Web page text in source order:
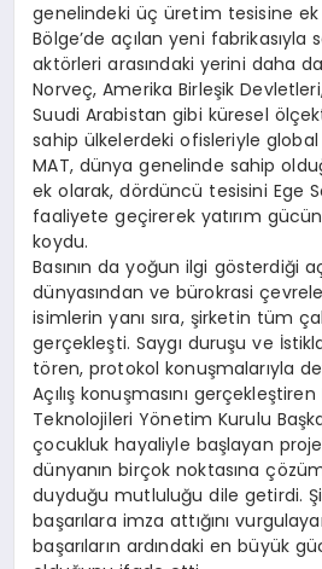
genelindeki üç üretim tesisine ek
Bölge’de açılan yeni
aktörleri arasındaki yerini daha
Norveç, Amerika Birleşik
Suudi Arabistan gibi küresel
sahip ülkelerdeki ofisleriyle global
MAT, dünya genelinde sahip
ek olarak, dördüncü tesisini Ege
faaliyete geçirerek yatırım
koydu.
Basının da yoğun ilgi gösterdiği
dünyasından ve bürokrasi
isimlerin yanı sıra, şirketin tüm
gerçekleşti. Saygı duruşu ve
tören, protokol konuşmalarıyla
Açılış konuşmasını
Teknolojileri Yönetim Kurulu
çocukluk hayaliyle başlayan
dünyanın birçok noktasına
duyduğu mutluluğu dile getirdi.
başarılara imza attığını
başarıların ardındaki en büyük